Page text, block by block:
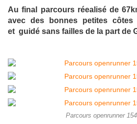
Au final parcours réealisé de
avec des bonnes petites
et guidé sans failles de la part de
Parcours openrunner